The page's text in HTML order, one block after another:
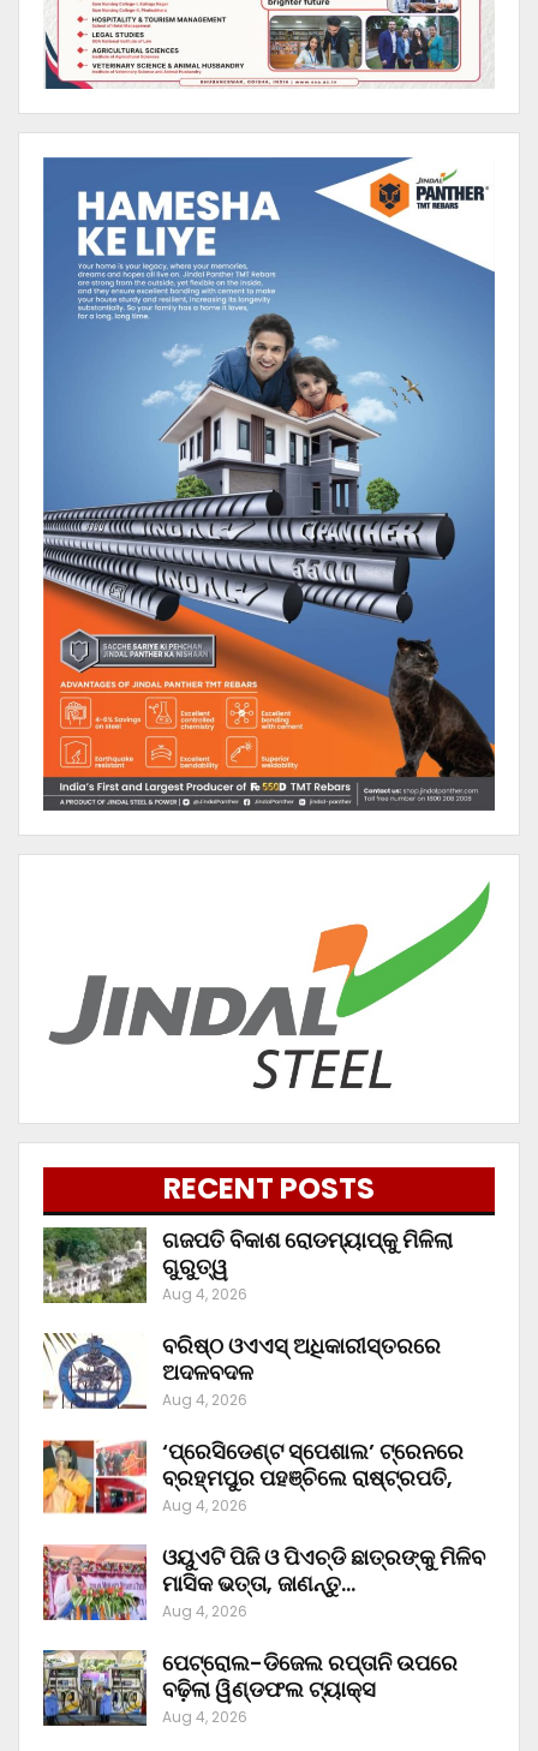
RECENT POSTS
ଗଜପତି ବିକାଶ ରୋଡମ୍ୟାପ୍‌କୁ ମିଳିଲା
ଗୁରୁତ୍ୱ
Aug 4, 2026
ବରିଷ୍ଠ ଓଏଏସ୍‌ ଅଧିକାରୀସ୍ତରରେ
ଅଦଳବଦଳ
Aug 4, 2026
‘ପ୍ରେସିଡେଣ୍ଟ ସ୍ପେଶାଲ’ ଟ୍ରେନରେ
ବ୍ରହ୍ମପୁର ପହଞ୍ଚିଲେ ରାଷ୍ଟ୍ରପତି,
Aug 4, 2026
ଓୟୁଏଟି ପିଜି ଓ ପିଏଚ୍‌ଡି ଛାତ୍ରଙ୍କୁ ମିଳିବ
ମାସିକ ଭତ୍ତା, ଜାଣନ୍ତୁ…
Aug 4, 2026
ପେଟ୍ରୋଲ-ଡିଜେଲ ରପ୍ତାନି ଉପରେ
ବଢ଼ିଲା ୱିଣ୍ଡଫଲ ଟ୍ୟାକ୍ସ
Aug 4, 2026